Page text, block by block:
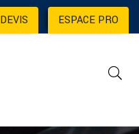
DEVIS | ESPACE PRO